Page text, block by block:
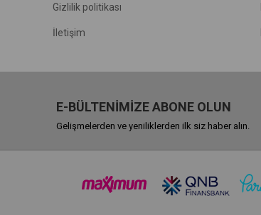
Gizlilik politikası
İletişim
E-BÜLTENİMİZE ABONE OLUN
Gelişmelerden ve yeniliklerden ilk siz haber alın.